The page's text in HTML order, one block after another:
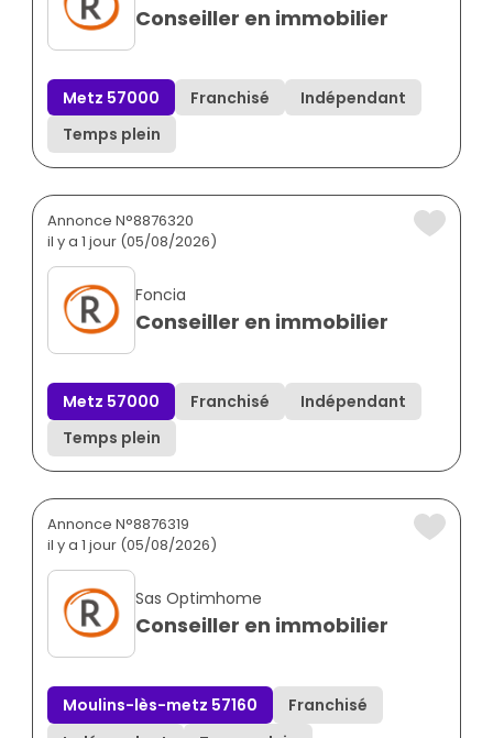
Conseiller en immobilier
Metz 57000 Franchisé
Indépendant
Temps plein
Annonce N°8876320
il y a 1 jour (05/08/2026)
Foncia
Conseiller en immobilier
Metz 57000 Franchisé
Indépendant
Temps plein
Annonce N°8876319
il y a 1 jour (05/08/2026)
Sas Optimhome
Conseiller en immobilier
Moulins-lès-metz 57160
Franchisé